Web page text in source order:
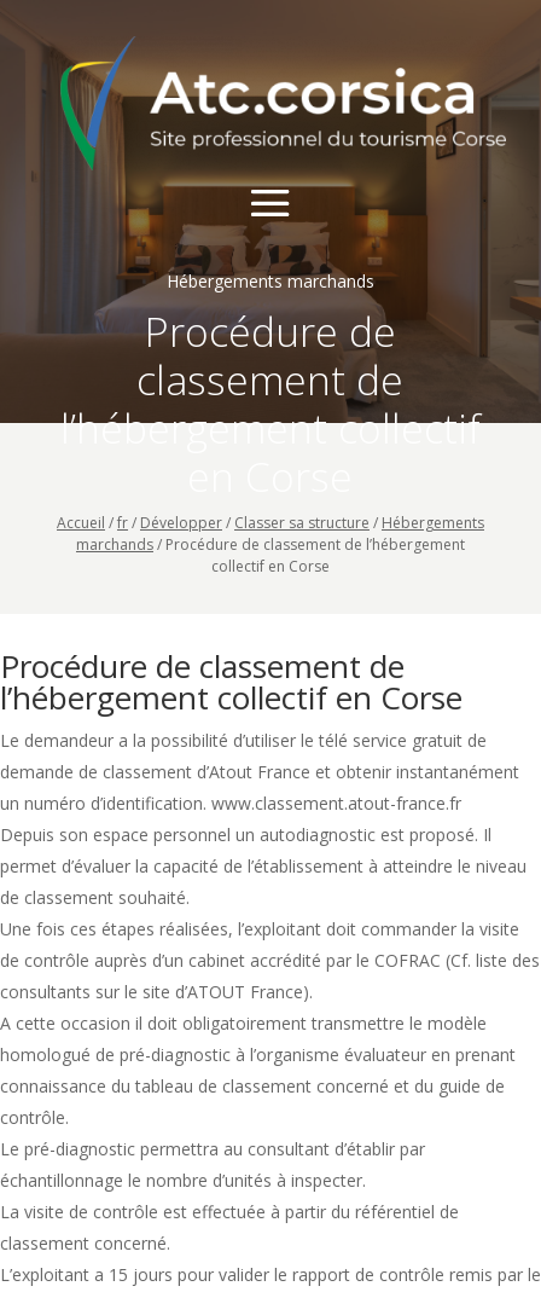
Hébergements marchands
Procédure de
classement de
l’hébergement collectif
Accueil /fr/ Développer/ Classer sa structure / Hébergements
marchands/ Procédure de classement de l’hébergement
collectif en Corse
Procédure de classement de
l’hébergement collectif en Corse
Le demandeur a la possibilité d’utiliser le télé service gratuit de
demande de classement d’Atout France et obtenir instantanément
un numéro d’identification. www.classement.atout-france.fr
Depuis son espace personnel un autodiagnostic est proposé. Il
permet d’évaluer la capacité de l’établissement à atteindre le niveau
de classement souhaité.
Une fois ces étapes réalisées, l’exploitant doit commander la visite
de contrôle auprès d’un cabinet accrédité par le COFRAC (Cf. liste des
consultants sur le site d’ATOUT France).
A cette occasion il doit obligatoirement transmettre le modèle
homologué de pré-diagnostic à l’organisme évaluateur en prenant
connaissance du tableau de classement concerné et du guide de
contrôle.
Le pré-diagnostic permettra au consultant d’établir par
échantillonnage le nombre d’unités à inspecter.
La visite de contrôle est effectuée à partir du référentiel de
classement concerné.
L’exploitant a 15 jours pour valider le rapport de contrôle remis par le